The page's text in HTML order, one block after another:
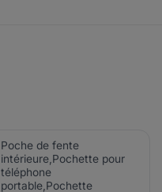
Poche de fente
intérieure,Pochette pour
téléphone
portable,Pochette